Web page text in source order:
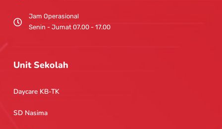
Jam Operasional
Senin - Jumat 07.00 - 17.00
Unit Sekolah
Daycare KB-TK
SD Nasima